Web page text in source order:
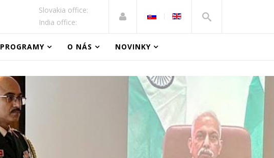
Slovakia office:
India office:
PROGRAMY O NÁS NOVINKY